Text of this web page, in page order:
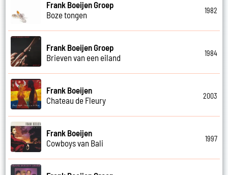
Frank Boeijen Groep
Boze tongen
1982
Frank Boeijen Groep
Brieven van een eiland
1984
Frank Boeijen
Chateau de Fleury
2003
Frank Boeijen
Cowboys van Bali
1997